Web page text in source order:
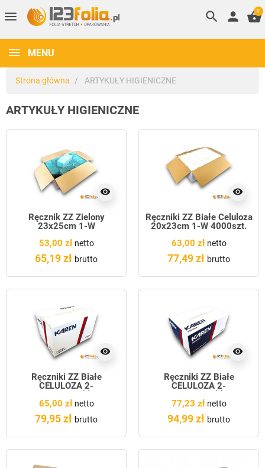
menu search person shopping_basket
0
MENU
Strona główna ARTYKUŁY HIGIENICZNE
ARTYKUŁY HIGIENICZNE
visibility
Ręcznik ZZ Zielony
23x25cm 1-W
53,00 złnetto
65,19 zł brutto
visibility
Ręczniki ZZ Białe Celuloza
20x23cm 1-W 4000szt.
63,00 złnetto
77,49 zł brutto
visibility
Ręczniki ZZ Białe
CELULOZA 2-
WARSTWOWY składany
KAREN
65,00 złnetto
79,95 zł brutto
visibility
Ręczniki ZZ Białe
CELULOZA 2-
WARSTWOWY składany
PREMIUM
77,23 złnetto
94,99 zł brutto